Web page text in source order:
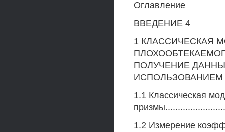
Оглавление
ВВЕДЕНИЕ 4
1 КЛАССИЧЕСКАЯ
ПОЛУЧЕНИЕ
ИСПОЛЬЗОВАНИЕМ
1.1 Классическая
1.2 Измерение